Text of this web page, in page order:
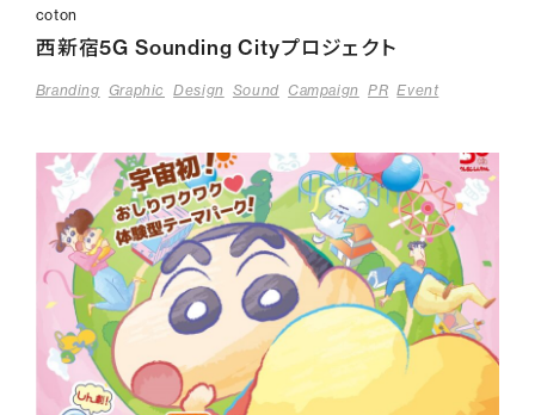
coton
西新宿5G Sounding Cityプロジェクト
Branding Graphic Design Sound Campaign PR Event